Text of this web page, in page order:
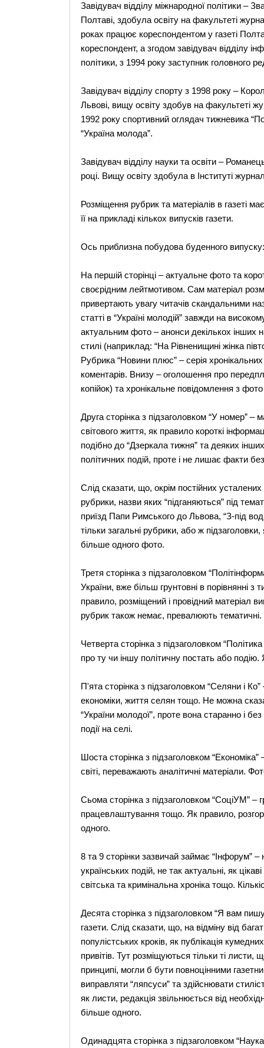
Завідувач відділу міжнародної політики –
Полтаві, здобула освіту на факультеті
роках працює кореспондентом у газеті
кореспондент, а згодом завідувач відділу
політики, з 1994 року заступник головного
Завідувач відділу спорту з 1998 року –
Львові, вищу освіту здобув на факультеті
1992 року спортивний оглядач тижневика
“Україна молода”.
Завідувач відділу науки та освіти –
році. Вищу освіту здобула в Інституті
Розміщення рубрик та матеріалів в газеті
її на прикладі кількох випусків газети.
Ось приблизна побудова буденного випуску:
На першій сторінці – актуальне фото та
своєрідним лейтмотивом. Сам матеріал
привертають увагу читачів скандальними
статті в “Україні молодій” завжди на
актуальним фото – анонси декількох інших
стилі (наприклад: “На Рівненищині жінка
Рубрика “Новини плюс” – серія
коментарів. Внизу – оголошення про
копійок) та хронікальне повідомлення з фото
Друга сторінка з підзаголовком “У номер” –
світового життя, як правило короткі
подібно до “Дзеркала тижня” та деяких
політичних подій, проте і не лишає факти
Слід сказати, що, окрім постійних
рубрики, назви яких “підганяються” під
приїзд Папи Римського до Львова, “З-під
тільки загальні рубрики, або ж
більше одного фото.
Третя сторінка з підзаголовком
України, вже більш грунтовні в порівнянні з
правило, розміщений і провідний матеріал
рубрик також немає, превалюють тематичні.
Четверта сторінка з підзаголовком
про ту чи іншу політичну постать або
П'ята сторінка з підзаголовком “Селяни і
економіки, життя селян тощо. Не можна
“України молодої”, проте вона старанно і
події на селі.
Шоста сторінка з підзаголовком “Економіка”
світі, переважають аналітичні матеріали.
Сьома сторінка з підзаголовком “СоціУМ” –
працевлаштування тощо. Як правило,
одного.
8 та 9 сторінки зазвичай займає “Інфорум” –
українських подій, не так актуальні, як
світська та кримінальна хроніка тощо.
Десята сторінка з підзаголовком “Я вам
газети. Слід сказати, що, на відміну від
популістських кроків, як публікація
привітів. Тут розміщуються тільки ті
принципі, могли б бути повноцінними
виправляти “ляпсуси” та здійснювати
як листи, редакція звільнюється від
більше одного.
Одинадцята сторінка з підзаголовком